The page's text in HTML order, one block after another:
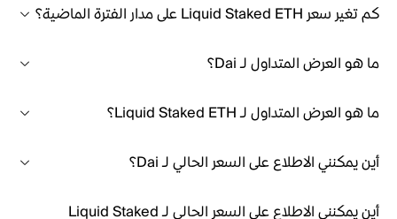
كم تغير سعر Liquid Staked ETH على مدار الفترة الماضية؟
ما هو العرض المتداول لـ Dai؟
ما هو العرض المتداول لـ Liquid Staked ETH؟
أين يمكنني الاطلاع على السعر الحالي لـ Dai؟
أين يمكنني الاطلاع على السعر الحالي لـ Liquid Staked